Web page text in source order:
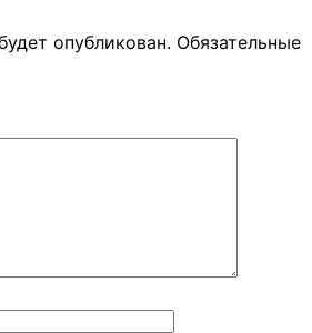
опубликован. Обязательные